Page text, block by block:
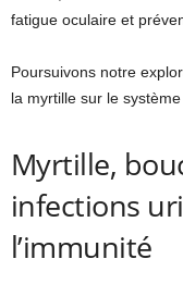
fatigue oculaire et
Poursuivons notre
la myrtille sur le
Myrtille,
infections
l’immunité